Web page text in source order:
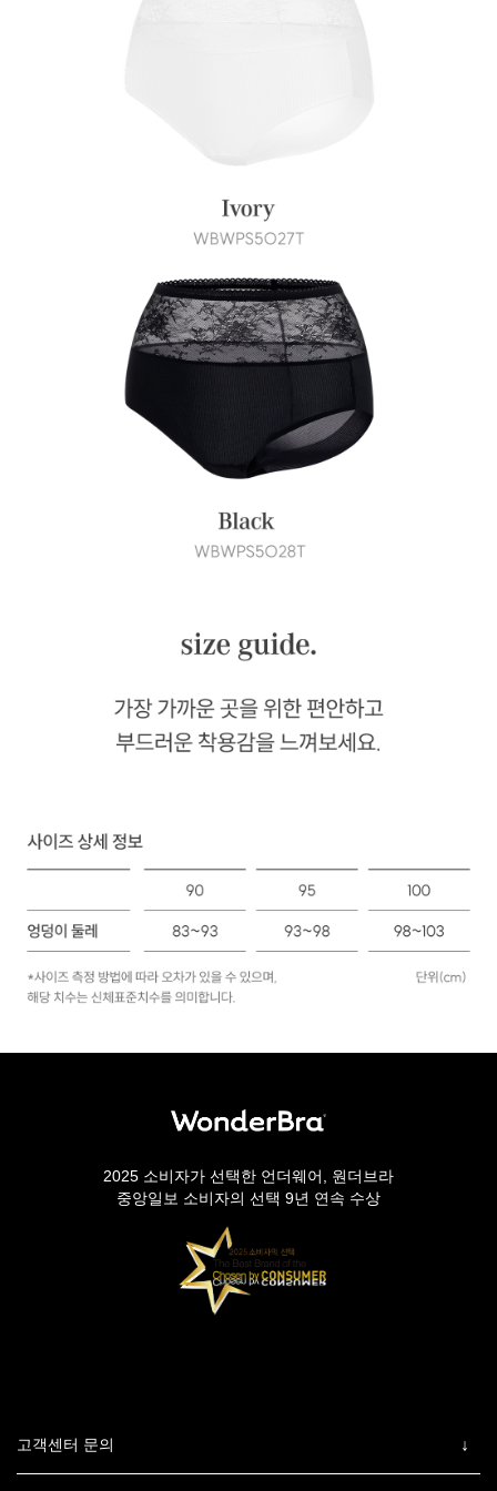
2025 소비자가 선택한 언더웨어, 원더브라
중앙일보 소비자의 선택 9년 연속 수상
고객센터 문의